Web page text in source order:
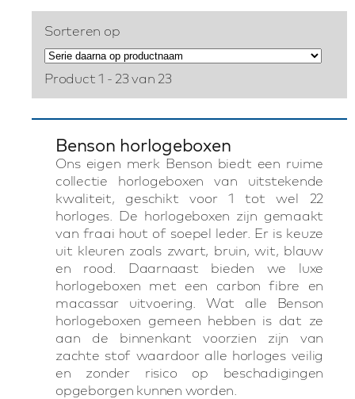
Sorteren op
Product 1 - 23 van 23
Benson horlogeboxen
Ons eigen merk Benson biedt een ruime
collectie horlogeboxen van uitstekende
kwaliteit, geschikt voor 1 tot wel 22
horloges. De horlogeboxen zijn gemaakt
van fraai hout of soepel leder. Er is keuze
uit kleuren zoals zwart, bruin, wit, blauw
en rood. Daarnaast bieden we luxe
horlogeboxen met een carbon fibre en
macassar uitvoering. Wat alle Benson
horlogeboxen gemeen hebben is dat ze
aan de binnenkant voorzien zijn van
zachte stof waardoor alle horloges veilig
en zonder risico op beschadigingen
opgeborgen kunnen worden.